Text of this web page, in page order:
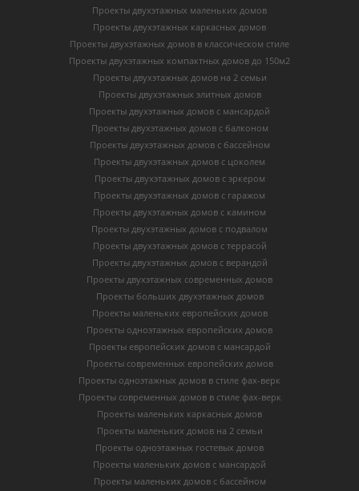
Проекты двухэтажных маленьких домов
Проекты двухэтажных каркасных домов
Проекты двухэтажных домов в классическом стиле
Проекты двухэтажных компактных домов до 150м2
Проекты двухэтажных домов на 2 семьи
Проекты двухэтажных элитных домов
Проекты двухэтажных домов с мансардой
Проекты двухэтажных домов с балконом
Проекты двухэтажных домов с бассейном
Проекты двухэтажных домов с цоколем
Проекты двухэтажных домов с эркером
Проекты двухэтажных домов с гаражом
Проекты двухэтажных домов с камином
Проекты двухэтажных домов с подвалом
Проекты двухэтажных домов с террасой
Проекты двухэтажных домов с верандой
Проекты двухэтажных современных домов
Проекты больших двухэтажных домов
Проекты маленьких европейских домов
Проекты одноэтажных европейских домов
Проекты европейских домов с мансардой
Проекты современных европейских домов
Проекты одноэтажных домов в стиле фах-верк
Проекты современных домов в стиле фах-верк
Проекты маленьких каркасных домов
Проекты маленьких домов на 2 семьи
Проекты одноэтажных гостевых домов
Проекты маленьких домов с мансардой
Проекты маленьких домов с бассейном